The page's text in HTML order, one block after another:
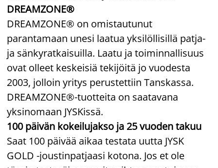
DREAMZONE®
DREAMZONE® on omistautunut
parantamaan unesi laatua yksilöllisillä patja-
ja sänkyratkaisuilla. Laatu ja toiminnallisuus
ovat olleet keskeisiä tekijöitä jo vuodesta
2003, jolloin yritys perustettiin Tanskassa.
DREAMZONE®-tuotteita on saatavana
yksinomaan JYSKissä.
100 päivän kokeilujakso ja 25 vuoden takuu
Saat 100 päivää aikaa testata uutta JYSK
GOLD -joustinpatjaasi kotona. Jos et ole